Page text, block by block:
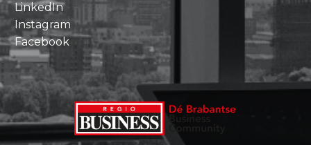
LinkedIn
Instagram
Facebook